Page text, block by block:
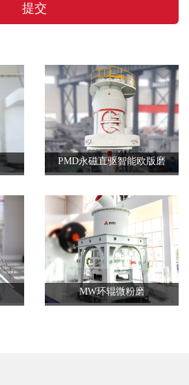
提交
PMD永磁直驱智能欧版磨
MW环辊微粉磨